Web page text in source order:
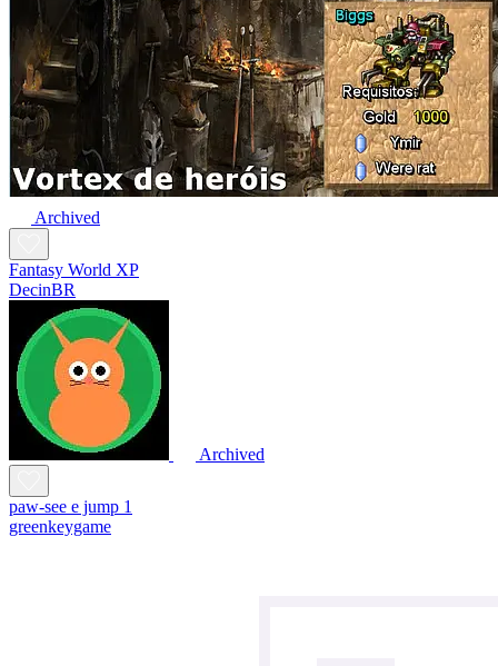
Archived
Fantasy World XP
DecinBR
Archived
paw-see e jump 1
greenkeygame